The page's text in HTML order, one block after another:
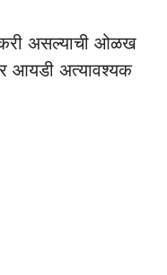
असल्याची ओळख
आयडी अत्यावश्यक